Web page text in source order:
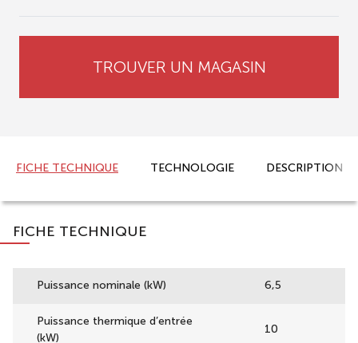
TROUVER UN MAGASIN
FICHE TECHNIQUE TECHNOLOGIE DESCRIPTION
FICHE TECHNIQUE
Puissance nominale (kW) 6,5
Puissance thermique d’entrée
(kW)
10